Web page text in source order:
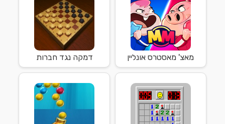
מאצ' מאסטרס אונליין דמקה נגד חברות